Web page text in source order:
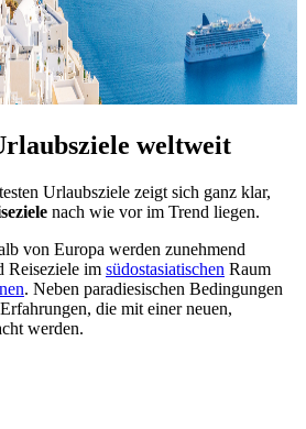
weltweit
Urlaubsziele zeigt sich ganz klar,
nach wie vor im Trend liegen.
von Europa werden zunehmend
Reiseziele im südostasiatischen Raum
. Neben paradiesischen Bedingungen
die mit einer neuen,
werden.